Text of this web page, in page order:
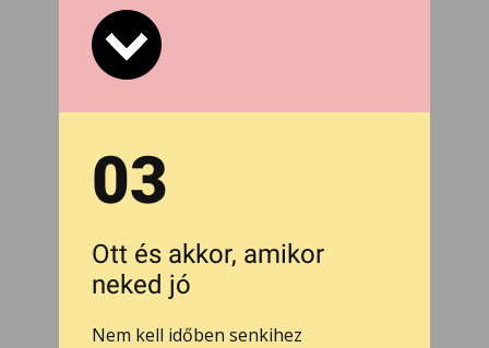
03
Ott és akkor, amikor
neked jó
Nem kell időben senkihez